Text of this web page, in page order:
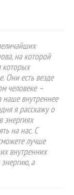
на которой
которых
Они есть везде
человеке –
наше внутреннее
я расскажу о
энергиях
на нас. С
лучше
внутренних
а